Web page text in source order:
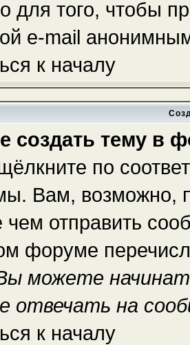
для того, чтобы
e-mail
к началу
создать тему в
по
Вам, возможно,
чем отправить
форуме
можете
отвечать на
к началу